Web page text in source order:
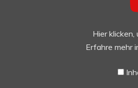
Hier klicken,
Erfahre mehr